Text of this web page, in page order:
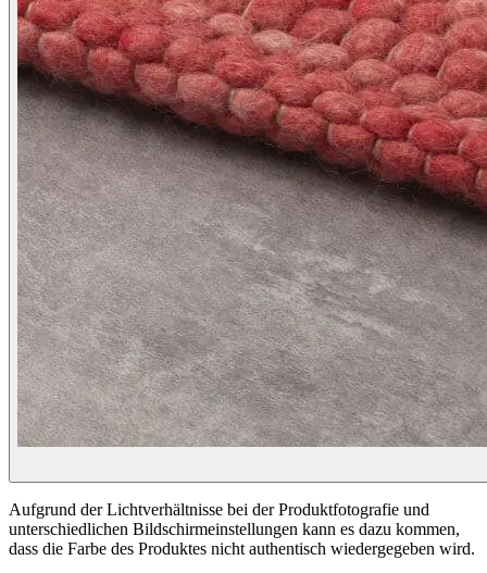
Aufgrund der Lichtverhältnisse bei der Produktfotografie und
unterschiedlichen Bildschirmeinstellungen kann es dazu kommen,
dass die Farbe des Produktes nicht authentisch wiedergegeben wird.